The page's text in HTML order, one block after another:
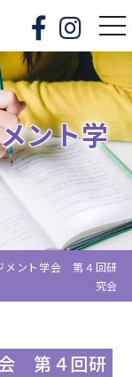
ント学
メント学会 第４回研
究会
第４回研